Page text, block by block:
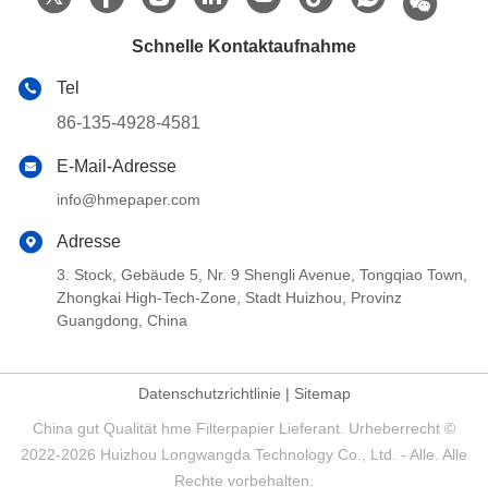
Schnelle Kontaktaufnahme
Tel
86-135-4928-4581
E-Mail-Adresse
info@hmepaper.com
Adresse
3. Stock, Gebäude 5, Nr. 9 Shengli Avenue, Tongqiao Town,
Zhongkai High-Tech-Zone, Stadt Huizhou, Provinz
Guangdong, China
Datenschutzrichtlinie | Sitemap
China gut Qualität hme Filterpapier Lieferant. Urheberrecht ©
2022-2026 Huizhou Longwangda Technology Co., Ltd. - Alle. Alle
Rechte vorbehalten.